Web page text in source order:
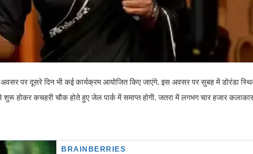
पर दूसरे दिन भी कई कार्यक्रम आयोजित किए जाएंगे. इस अवसर पर सुबह में डोरंडा
होकर कचहरी चौक होते हुए जेल पार्क में समाप्त होगी. जतरा में लगभग चार हजार कलाकार